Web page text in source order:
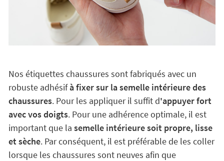
Nos étiquettes chaussures sont fabriqués avec un
robuste adhésifà fixer sur la semelle intérieure des
chaussures. Pour les appliquer il suffit d'appuyer fort
avec vos doigts. Pour une adhérence optimale, il est
important que la semelle intérieure soit propre, lisse
et sèche. Par conséquent, il est préférable de les coller
lorsque les chaussures sont neuves afin que